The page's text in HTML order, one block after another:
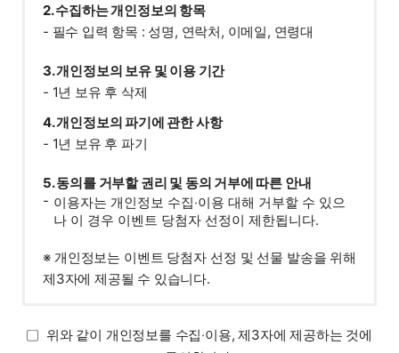
2. 수집하는 개인정보의 항목
- 필수 입력 항목 : 성명, 연락처, 이메일, 연령대
3. 개인정보의 보유 및 이용 기간
- 1년 보유 후 삭제
4. 개인정보의 파기에 관한 사항
- 1년 보유 후 파기
5. 동의를 거부할 권리 및 동의 거부에 따른 안내
이용자는 개인정보 수집‧이용 대해 거부할 수 있으
나 이 경우 이벤트 당첨자 선정이 제한됩니다.
※ 개인정보는 이벤트 당첨자 선정 및 선물 발송을 위해
제3자에 제공될 수 있습니다.
위와 같이 개인정보를 수집‧이용, 제3자에 제공하는 것에